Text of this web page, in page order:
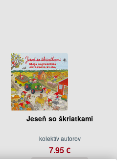
Jeseň so škriatkami
kolektív autorov
7.95 €